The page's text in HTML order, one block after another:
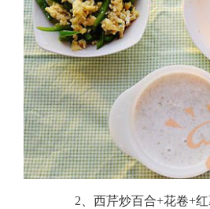
2、西芹炒百合+花卷+